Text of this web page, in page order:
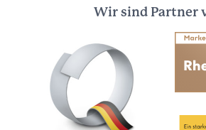
Wir sind Partner